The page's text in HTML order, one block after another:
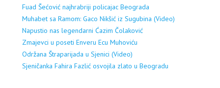
Fuad Šećović najhrabriji policajac Beograda
Muhabet sa Ramom: Gaco Nikšić iz Sugubina (Video)
Napustio nas legendarni Ćazim Čolaković
Zmajevci u poseti Enveru Ecu Muhoviću
Održana Štraparijada u Sjenici (Video)
Sjeničanka Fahira Fazlić osvojila zlato u Beogradu